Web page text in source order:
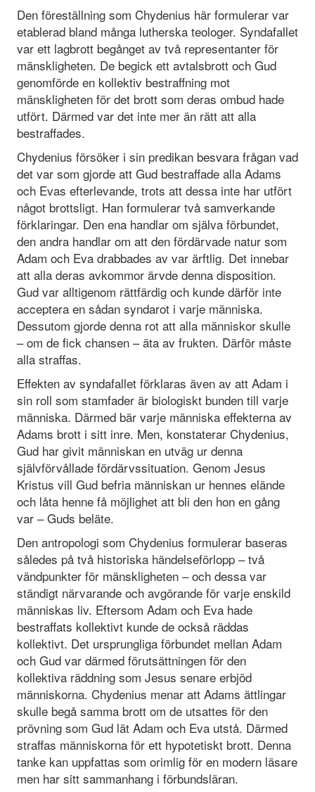
Den föreställning som Chydenius här formulerar var
etablerad bland många lutherska teologer. Syndafallet
var ett lagbrott begånget av två representanter för
mänskligheten. De begick ett avtalsbrott och Gud
genomförde en kollektiv bestraffning mot
mänskligheten för det brott som deras ombud hade
utfört. Därmed var det inte mer än rätt att alla
bestraffades.
Chydenius försöker i sin predikan besvara frågan vad
det var som gjorde att Gud bestraffade alla Adams
och Evas efterlevande, trots att dessa inte har utfört
något brottsligt. Han formulerar två samverkande
förklaringar. Den ena handlar om själva förbundet,
den andra handlar om att den fördärvade natur som
Adam och Eva drabbades av var ärftlig. Det innebar
att alla deras avkommor ärvde denna disposition.
Gud var alltigenom rättfärdig och kunde därför inte
acceptera en sådan syndarot i varje människa.
Dessutom gjorde denna rot att alla människor skulle
– om de fick chansen – äta av frukten. Därför måste
alla straffas.
Effekten av syndafallet förklaras även av att Adam i
sin roll som stamfader är biologiskt bunden till varje
människa. Därmed bär varje människa effekterna av
Adams brott i sitt inre. Men, konstaterar Chydenius,
Gud har givit människan en utväg ur denna
självförvållade fördärvssituation. Genom Jesus
Kristus vill Gud befria människan ur hennes elände
och låta henne få möjlighet att bli den hon en gång
var – Guds beläte.
Den antropologi som Chydenius formulerar baseras
således på två historiska händelseförlopp – två
vändpunkter för mänskligheten – och dessa var
ständigt närvarande och avgörande för varje enskild
människas liv. Eftersom Adam och Eva hade
bestraffats kollektivt kunde de också räddas
kollektivt. Det ursprungliga förbundet mellan Adam
och Gud var därmed förutsättningen för den
kollektiva räddning som Jesus senare erbjöd
människorna. Chydenius menar att Adams ättlingar
skulle begå samma brott om de utsattes för den
prövning som Gud lät Adam och Eva utstå. Därmed
straffas människorna för ett hypotetiskt brott. Denna
tanke kan uppfattas som orimlig för en modern läsare
men har sitt sammanhang i förbundsläran.